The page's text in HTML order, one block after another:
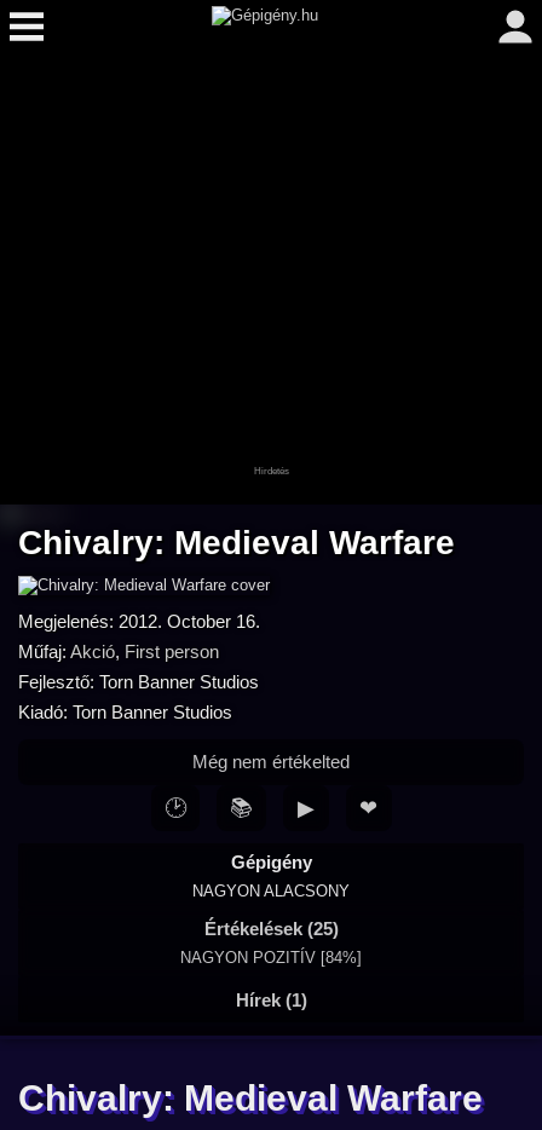
Chivalry: Medieval Warfare
Megjelenés: 2012. October 16.
Műfaj: Akció, First person
Fejlesztő: Torn Banner Studios
Kiadó: Torn Banner Studios
Gépigény
NAGYON ALACSONY
Értékelések (25)
NAGYON POZITÍV [84%]
Hírek (1)
Még nem értékelted
🕑 📚 ▶ ❤
Chivalry: Medieval Warfare